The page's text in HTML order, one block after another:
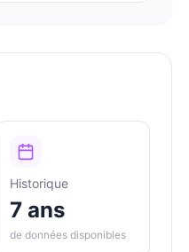
Historique
7 ans
de données disponibles